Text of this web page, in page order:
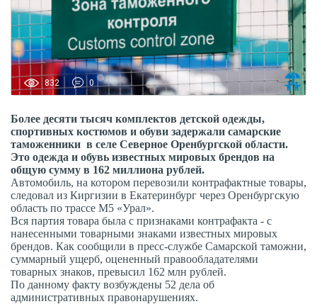
832 0
Более десяти тысяч комплектов детской одежды,
спортивных костюмов и обуви задержали самарские
таможенники в селе Северное Оренбургской области.
Это одежда и обувь известных мировых брендов на
общую сумму в 162 миллиона рублей.
Автомобиль, на котором перевозили контрафактные товары,
следовал из Киргизии в Екатеринбург через Оренбургскую
область по трассе М5 «Урал».
Вся партия товара была с признаками контрафакта - с
нанесенными товарными знаками известных мировых
брендов. Как сообщили в пресс-службе Самарской таможни,
суммарный ущерб, оцененный правообладателями
товарных знаков, превысил 162 млн рублей.
По данному факту возбуждены 52 дела об
административных правонарушениях.